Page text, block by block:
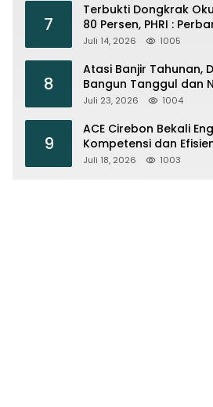
7
Terbukti Dongkrak
80 Persen, PHRI :
Olahraga di Cirebon
Juli 14, 2026 1005
8
Atasi Banjir Tahunan,
Bangun Tanggul dan
Kijing
Juli 23, 2026 1004
9
ACE Cirebon Bekali
Kompetensi dan
Juli 18, 2026 1003